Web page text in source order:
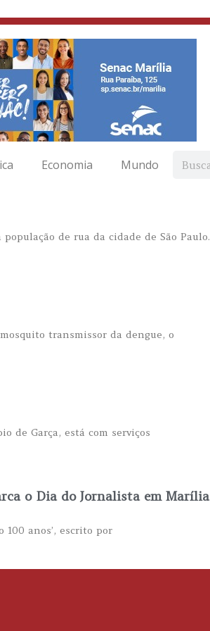
Economia Mundo
de rua da cidade de São Paulo.
transmissor da dengue, o
de Garça, está com serviços
o Dia do Jornalista em Marília
anos’, escrito por